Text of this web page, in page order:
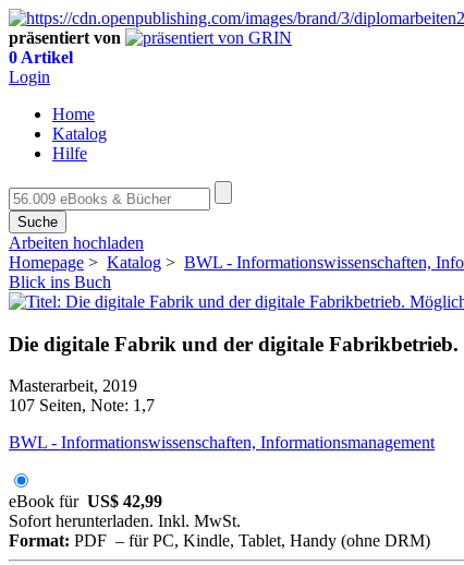
präsentiert von
0 Artikel
Login
Home
Katalog
Hilfe
Suche
Arbeiten hochladen
Homepage > Katalog > BWL - Informationswissenschaften,
Blick ins Buch
Die digitale Fabrik und der digitale
Masterarbeit, 2019
107 Seiten, Note: 1,7
BWL - Informationswissenschaften, Informationsmanagement
eBook für US$ 42,99
Sofort herunterladen. Inkl. MwSt.
Format: PDF – für PC, Kindle, Tablet, Handy (ohne DRM)